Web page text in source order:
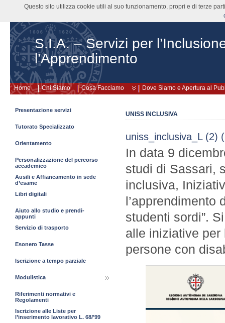
S.I.A. – Servizi per
l’Apprendimento
Home Chi Siamo Cosa Facciamo Dove Siamo e Apertura al
UNISS INCLUSIVA
uniss_inclusiva_L (2)
In data 9
studi di Sassari,
inclusiva,
l’apprendimento
studenti sordi”.
alle iniziative per
persone con
Presentazione servizi
Tutorato Specializzato
Orientamento
Personalizzazione del percorso
accademico
Ausili e Affiancamento in sede
d’esame
Libri digitali
Aiuto allo studio e prendi-
appunti
Servizio di trasporto
Esonero Tasse
Iscrizione a tempo parziale
Modulistica
Riferimenti normativi e
Regolamenti
Iscrizione alle Liste per
l’inserimento lavorativo L. 68/’99
Questo sito utilizza cookie utili al suo funzionamento, propri e di terze